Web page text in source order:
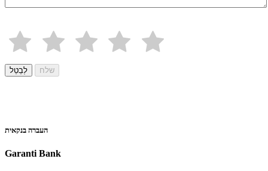
לְבַטֵל שלח
העברה בנקאית
Garanti Bank